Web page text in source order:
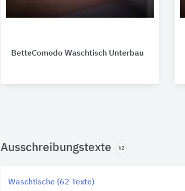
BetteComodo Waschtisch Unterbau
Ausschreibungstexte 62
Waschtische (62 Texte)